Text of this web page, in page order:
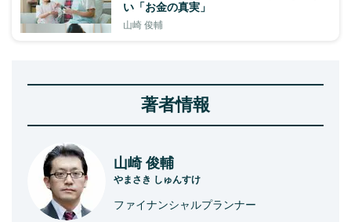
い「お金の真実」
山崎 俊輔
著者情報
山崎 俊輔
やまさき しゅんすけ
ファイナンシャルプランナー